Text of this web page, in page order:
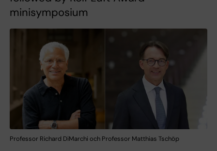
minisymposium
Professor Richard DiMarchi och Professor Matthias Tschöp